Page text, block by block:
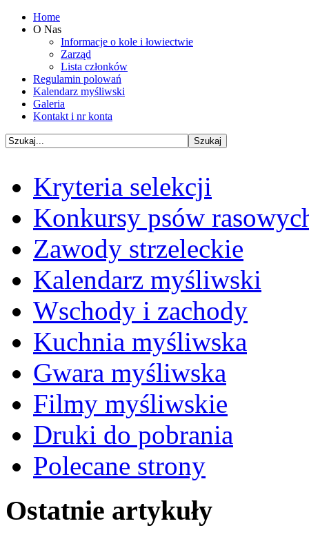
Home
O Nas
Informacje o kole i łowiectwie
Zarząd
Lista członków
Regulamin polowań
Kalendarz myśliwski
Galeria
Kontakt i nr konta
Kryteria selekcji
Konkursy psów
Zawody strzeleckie
Kalendarz myśliwski
Wschody i zachody
Kuchnia myśliwska
Gwara myśliwska
Filmy myśliwskie
Druki do pobrania
Polecane strony
Ostatnie artykuły